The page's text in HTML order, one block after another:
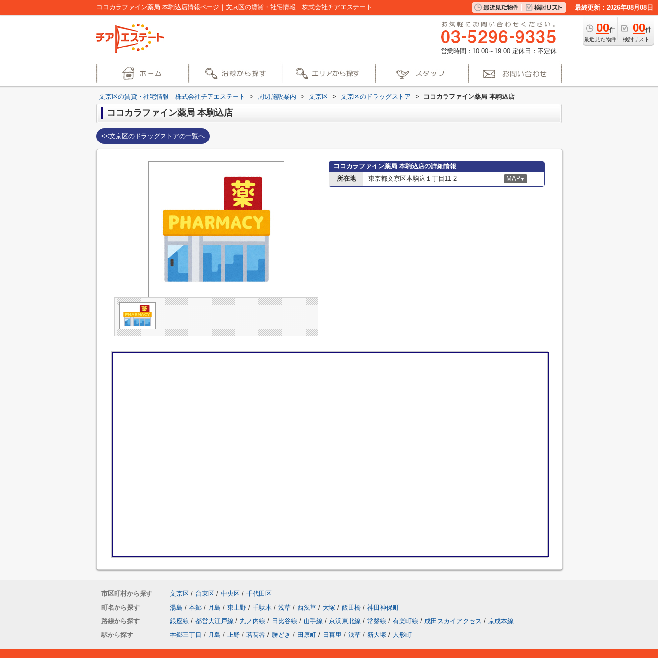
ココカラファイン薬局 本駒込店情報ページ｜文京区の賃貸・社宅情報｜株式会社チアエステート 最終更新：2026年08月08日
00件
最近見た物件
00件
検討リスト
営業時間：10:00～19:00 定休日：不定休
文京区の賃貸・社宅情報｜株式会社チアエステート > 周辺施設案内 > 文京区 > 文京区のドラッグストア > ココカラファイン薬局 本駒込店
ココカラファイン薬局 本駒込店
<<文京区のドラッグストアの一覧へ
ココカラファイン薬局 本駒込店の詳細情報
所在地
東京都文京区本駒込１丁目11-2 MAP ▼
市区町村から探す 文京区 / 台東区 / 中央区 / 千代田区
町名から探す
湯島 / 本郷 / 月島 / 東上野 / 千駄木 / 浅草 / 西浅草 / 大塚 / 飯田橋 / 神田神保町
路線から探す
銀座線 / 都営大江戸線 / 丸ノ内線 / 日比谷線 / 山手線 / 京浜東北線 / 常磐線 / 有楽町線 / 成田スカイアクセス / 京成本線
駅から探す
本郷三丁目 / 月島 / 上野 / 茗荷谷 / 勝どき / 田原町 / 日暮里 / 浅草 / 新大塚 / 人形町